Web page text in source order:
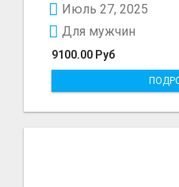
Июль 27, 2025
9100.00 Руб
Для мужчин